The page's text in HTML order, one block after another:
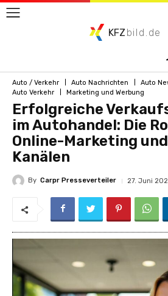
KFZ bild.de
Auto / Verkehr Auto Nachrichten Auto
Auto Verkehr
Marketing und Werbung
Erfolgreiche
im Autohandel: Die
Online-Marketing
Kanälen
By Carpr Presseverteiler 27. Juni